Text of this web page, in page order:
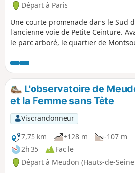
Départ à Paris
Une courte promenade dans le Sud
l'ancienne voie de Petite Ceinture.
le parc arboré, le quartier de
L'observatoire de
et la Femme sans Tête
Visorandonneur
7,75 km
+128 m
-107 m
2h 35
Facile
Départ à Meudon (Hauts-de-